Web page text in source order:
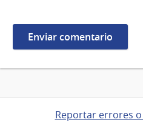
Reportar errores